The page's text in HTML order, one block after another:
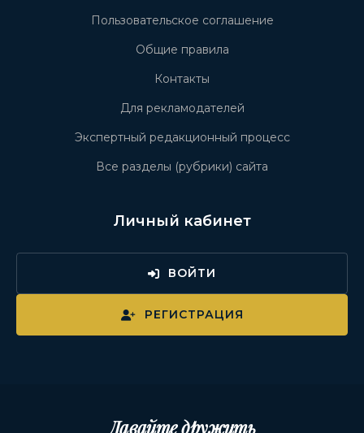
Пользовательское соглашение
Общие правила
Контакты
Для рекламодателей
Экспертный редакционный процесс
Все разделы (рубрики) сайта
Личный кабинет
ВОЙТИ
РЕГИСТРАЦИЯ
Давайте дружить